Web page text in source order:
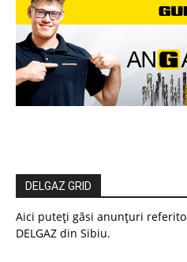
DELGAZ GRID
Aici puteți găsi anunțuri
DELGAZ din Sibiu.